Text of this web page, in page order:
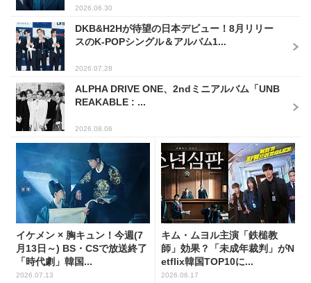
2026.06.30
DKB&H2Hが待望の日本デビュー！8月リリー
スのK-POPシングル＆アルバム1...
2026.07.28
ALPHA DRIVE ONE、2ndミニアルバム「UNB
REAKABLE : ...
2026.08.06
イケメン × 胸キュン！今週(7
月13日～) BS・CSで放送終了
「時代劇」韓国...
2026.07.13
キム・ムヨル主演「鉄槌教
師」効果？「未成年裁判」がN
etflix韓国TOP10に...
2026.06.17